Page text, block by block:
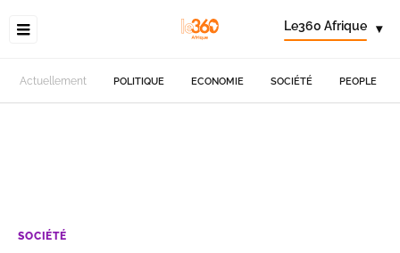
Le360 Afrique ▾
Actuellement POLITIQUE ECONOMIE SOCIÉTÉ PEOPLE
SOCIÉTÉ